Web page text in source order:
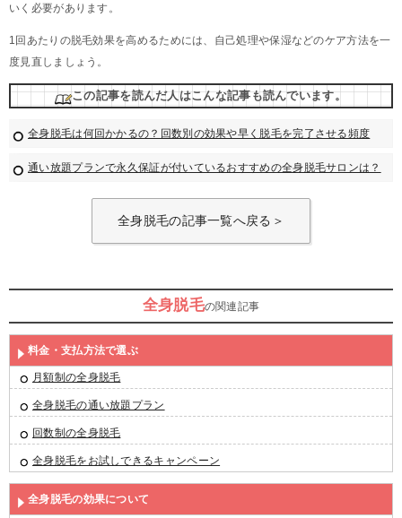
いく必要があります。
1回あたりの脱毛効果を高めるためには、自己処理や保湿などのケア方法を一
度見直しましょう。
この記事を読んだ人はこんな記事も読んでいます。
全身脱毛は何回かかるの？回数別の効果や早く脱毛を完了させる頻度
通い放題プランで永久保証が付いているおすすめの全身脱毛サロンは？
全身脱毛の記事一覧へ戻る＞
全身脱毛の関連記事
料金・支払方法で選ぶ
月額制の全身脱毛
全身脱毛の通い放題プラン
回数制の全身脱毛
全身脱毛をお試しできるキャンペーン
全身脱毛の効果について